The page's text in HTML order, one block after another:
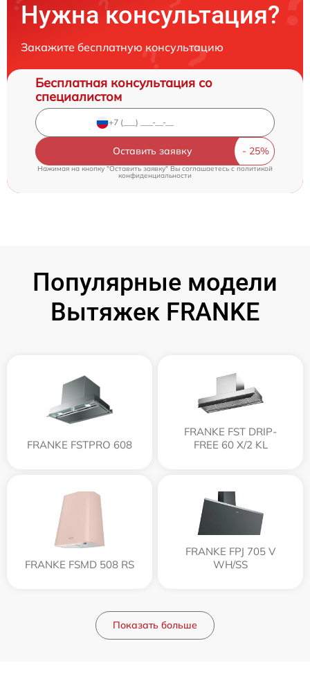
Нужна консультация?
Закажите бесплатную консультацию
Бесплатная консультация со
специалистом
Оставить заявку
Нажимая на кнопку "Оставить заявку" Вы соглашаетесь cполитикой
конфиденциальности
Популярные модели
Вытяжек FRANKE
FRANKE FSTPRO 608
FRANKE FST DRIP-
FREE 60 X/2 KL
FRANKE FSMD 508 RS
FRANKE FPJ 705 V
WH/SS
Показать больше